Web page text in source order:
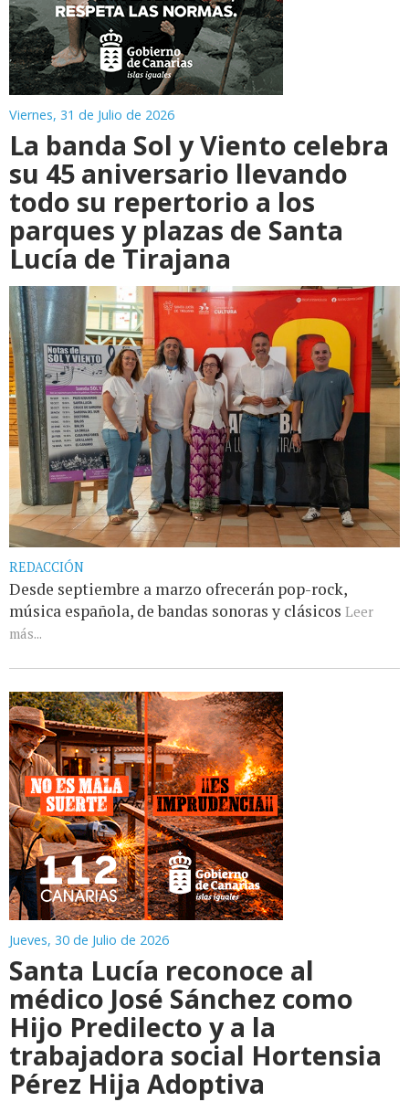
Viernes, 31 de Julio de 2026
La banda Sol y Viento celebra
su 45 aniversario llevando
todo su repertorio a los
parques y plazas de Santa
Lucía de Tirajana
REDACCIÓN
Desde septiembre a marzo ofrecerán pop-rock,
música española, de bandas sonoras y clásicos Leer
más...
Jueves, 30 de Julio de 2026
Santa Lucía reconoce al
médico José Sánchez como
Hijo Predilecto y a la
trabajadora social Hortensia
Pérez Hija Adoptiva